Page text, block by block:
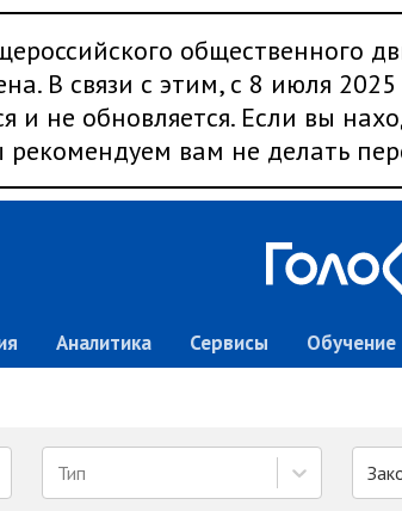
общественного
В связи с этим, с 8 июля
и не обновляется. Если вы
вам не делать
Аналитика Сервисы Обучение
Тип